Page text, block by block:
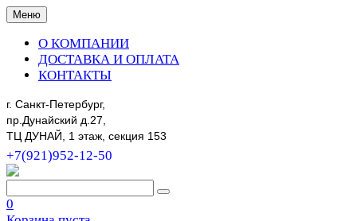
Меню
О КОМПАНИИ
ДОСТАВКА И ОПЛАТА
КОНТАКТЫ
г. Санкт-Петербург,
пр.Дунайский д.27,
ТЦ ДУНАЙ, 1 этаж, секция 153
+7(921)952-12-50
0